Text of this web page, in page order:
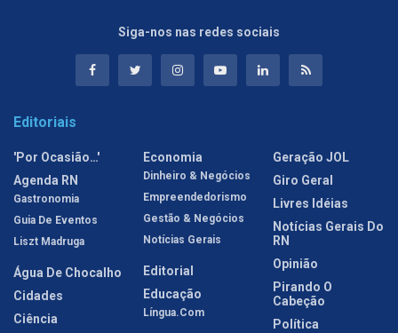
Siga-nos nas redes sociais
Editoriais
'Por Ocasião…'
Agenda RN
Gastronomia
Guia De Eventos
Liszt Madruga
Água De Chocalho
Cidades
Ciência
Economia
Dinheiro & Negócios
Empreendedorismo
Gestão & Negócios
Notícias Gerais
Editorial
Educação
Língua.com
Geração JOL
Giro Geral
Livres Idéias
Notícias Gerais Do
RN
Opinião
Pirando O
Cabeção
Política